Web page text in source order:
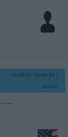
10.05.21 18:44:29 |
#8466